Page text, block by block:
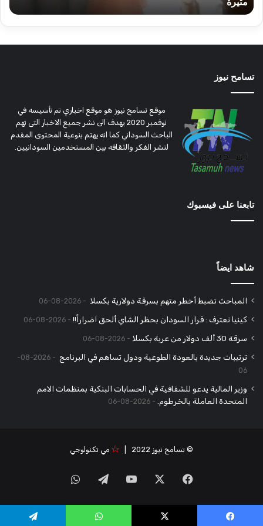
تسامح نيوز
موقع تسامح نيوز هو موقع اخباري تم تأسيسه في
نوفمبر 2020 يهدف الى نشر جميع الاخبار التى تهم
الباحث السوداني كما انه يهتم بنوعية المحتوى المقدم
لنشر الفكر والثقافه بين المستخدمين السودانيين.
تابعنا على فيسبوك
شاهد ايضاً
المباحث تضبط أخطر متهم بسرقة دولارية بكسلا 2026-08-06
كينيا تعترف : قرار السودان بحظر الشاي ألحق اضراراً!! 2026-08-06
سرقة 30 ألف دولار من عربة بكسلا 2026-08-06
ترتيبات جديدة بالعودة الطوعية ودول تساهم في البرنامج
2026-08-
06
وزير المالية يدعو للشفافية في الحسابات البنكية بمنظمات الامم
المتحدة العاملة بالخرطوم.
2026-08-06
© تسامح نيوز 2022 | مي تكنولوجي
فيسبوك ‫YouTubeتيلقرامواتساب